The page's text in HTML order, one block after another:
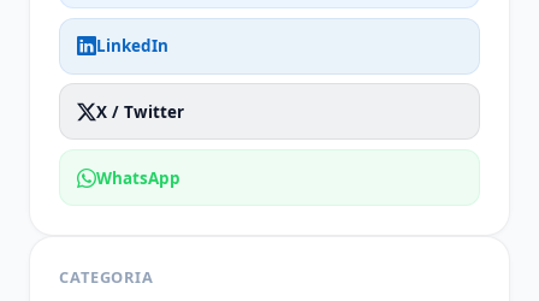
LinkedIn
X / Twitter
WhatsApp
CATEGORIA